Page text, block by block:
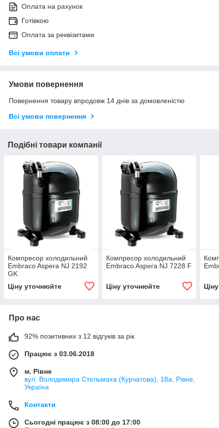
Оплата на рахунок
Готівкою
Оплата за реквізитами
Всі умови оплати
Умови повернення
Повернення товару впродовж 14 днів за домовленістю
Всі умови повернення
Подібні товари компанії
Компресор холодильний
Embraco Aspera NJ 2192
GK
Ціну уточнюйте
Компресор холодильний
Embraco Aspera NJ 7228 F
Ціну уточнюйте
Про нас
92% позитивних з 12 відгуків за рік
Працює з 03.06.2018
м. Рівне
вул. Володимира Стельмаха (Курчатова), 18а, Рівне,
Україна
Контакти
Сьогодні працює з 08:00 до 17:00